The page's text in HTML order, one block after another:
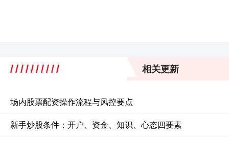
相关更新
场内股票配资操作流程与风控要点
新手炒股条件：开户、资金、知识、心态四要素